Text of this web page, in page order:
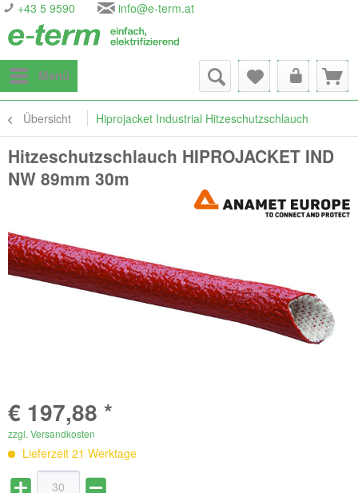
+43 5 9590 info@e-term.at
Menü
Übersicht Hiprojacket Industrial Hitzeschutzschlauch
Hitzeschutzschlauch HIPROJACKET IND
NW 89mm 30m
€ 197,88 *
zzgl. Versandkosten
Lieferzeit 21 Werktage